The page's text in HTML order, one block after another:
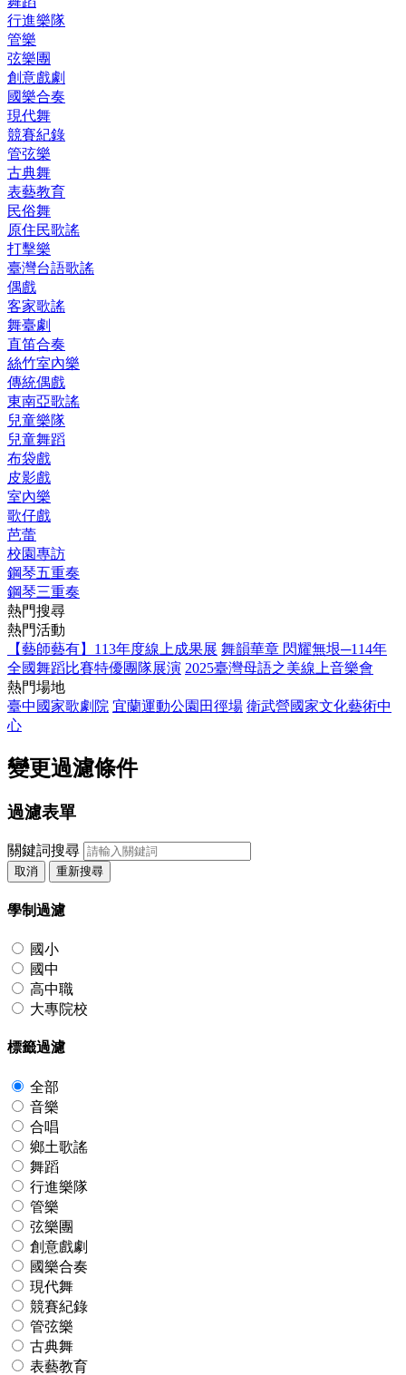
行進樂隊
管樂
弦樂團
創意戲劇
國樂合奏
現代舞
競賽紀錄
管弦樂
古典舞
表藝教育
民俗舞
原住民歌謠
打擊樂
臺灣台語歌謠
偶戲
客家歌謠
舞臺劇
直笛合奏
絲竹室內樂
傳統偶戲
東南亞歌謠
兒童樂隊
兒童舞蹈
布袋戲
皮影戲
室內樂
歌仔戲
芭蕾
校園專訪
鋼琴五重奏
鋼琴三重奏
熱門搜尋
熱門活動
【藝師藝有】113年度線上成果展 舞韻華章 閃耀無垠─114年
全國舞蹈比賽特優團隊展演 2025臺灣母語之美線上音樂會
熱門場地
臺中國家歌劇院 宜蘭運動公園田徑場 衛武營國家文化藝術中
心
變更過濾條件
過濾表單
關鍵詞搜尋
取消 重新搜尋
學制過濾
國小
國中
高中職
大專院校
標籤過濾
全部
音樂
合唱
鄉土歌謠
舞蹈
行進樂隊
管樂
弦樂團
創意戲劇
國樂合奏
現代舞
競賽紀錄
管弦樂
古典舞
表藝教育